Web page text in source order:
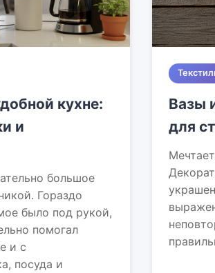
кухне:
и
большое
Гораздо
было под рукой,
помогал
и с
посуда и
Вазы
для